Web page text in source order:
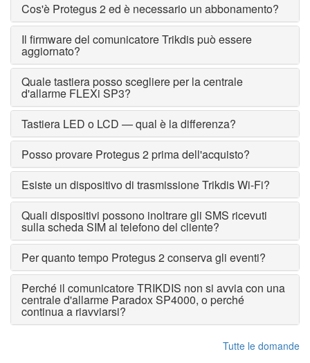
Cos'è Protegus 2 ed è necessario un abbonamento?
Il firmware del comunicatore Trikdis può essere
aggiornato?
Quale tastiera posso scegliere per la centrale
d'allarme FLEXi SP3?
Tastiera LED o LCD — qual è la differenza?
Posso provare Protegus 2 prima dell'acquisto?
Esiste un dispositivo di trasmissione Trikdis Wi-Fi?
Quali dispositivi possono inoltrare gli SMS ricevuti
sulla scheda SIM al telefono del cliente?
Per quanto tempo Protegus 2 conserva gli eventi?
Perché il comunicatore TRIKDIS non si avvia con una
centrale d'allarme Paradox SP4000, o perché
continua a riavviarsi?
Tutte le domande